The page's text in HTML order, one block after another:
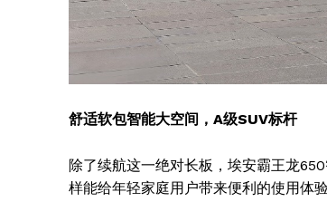
舒适软包智能大空间，A级SUV标杆
除了续航这一绝对长板，埃安霸王龙
样能给年轻家庭用户带来便利的使用体